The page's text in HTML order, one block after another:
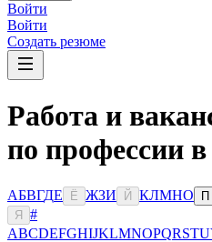
Войти
Войти
Создать резюме
Работа и
по профессии
АБВГДЕ Ё ЖЗИ Й КЛМНО П
Я
#
ABCDEFGHIJKLMNOPQRSTU